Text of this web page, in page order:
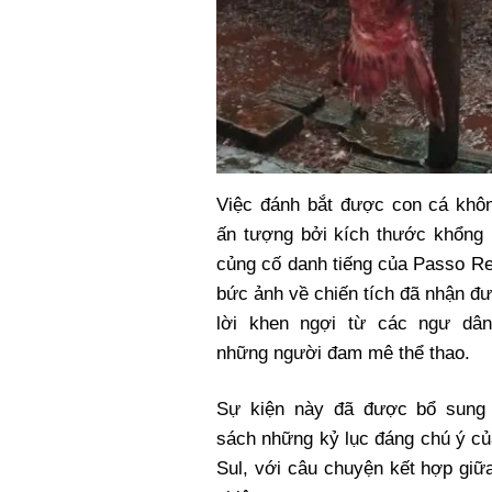
Việc đánh bắt được con cá
ấn tượng bởi kích thước khổng
củng cố danh tiếng của Passo
bức ảnh về chiến tích đã nhận
lời khen ngợi từ các ngư
những người đam mê thể thao.
Sự kiện này đã được bổ sung
sách những kỷ lục đáng chú ý
Sul, với câu chuyện kết hợp